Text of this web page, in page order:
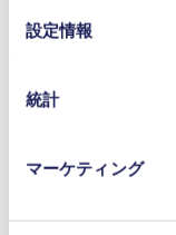
をクリックし、
つでも取り消す
保存期間の詳細に
設定情報
統計
マーケティング
ZIP (51 MB) - CADデ
PDF (1 MB) - 技術文